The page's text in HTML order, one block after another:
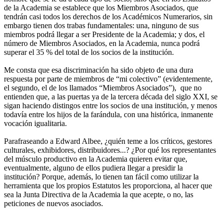
de la Academia se establece que los Miembros Asociados, que
tendrán casi todos los derechos de los Académicos Numerarios, sin
embargo tienen dos trabas fundamentales: una, ninguno de sus
miembros podrá llegar a ser Presidente de la Academia; y dos, el
número de Miembros Asociados, en la Academia, nunca podrá
superar el 35 % del total de los socios de la institución.
Me consta que esa discriminación ha sido objeto de una dura
respuesta por parte de miembros de “mi colectivo” (evidentemente,
el segundo, el de los llamados “Miembros Asociados”), que no
entienden que, a las puertas ya de la tercera década del siglo XXI, se
sigan haciendo distingos entre los socios de una institución, y menos
todavía entre los hijos de la farándula, con una histórica, inmanente
vocación igualitaria.
Parafraseando a Edward Albee, ¿quién teme a los críticos, gestores
culturales, exhibidores, distribuidores...? ¿Por qué los representantes
del músculo productivo en la Academia quieren evitar que,
eventualmente, alguno de ellos pudiera llegar a presidir la
institución? Porque, además, lo tienen tan fácil como utilizar la
herramienta que los propios Estatutos les proporciona, al hacer que
sea la Junta Directiva de la Academia la que acepte, o no, las
peticiones de nuevos asociados.